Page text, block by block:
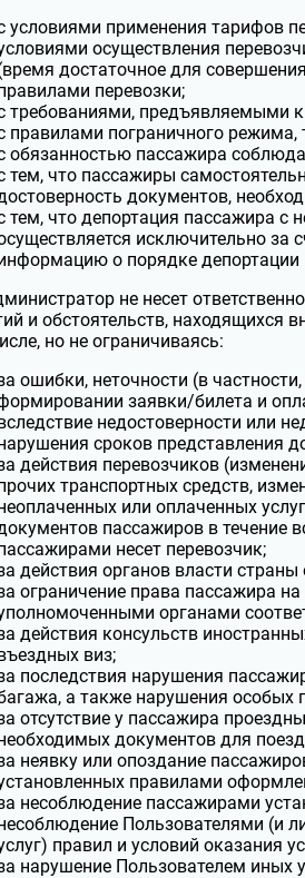
условиями применения тарифов
осуществления
достаточное для
перевозки;
требованиями, предъявляемыми
правилами пограничного режима,
обязанностью пассажира
тем, что пассажиры
документов,
тем, что депортация пассажира
исключительно за
о порядке депортации
не несет
и обстоятельств, находящихся
но не ограничиваясь:
ошибки, неточности (в
заявки/билета и
недостоверности или
сроков представления
действия перевозчиков
транспортных средств,
или оплаченных
пассажиров в течение
несет перевозчик;
действия органов власти
ограничение права пассажира
органами
действия консульств
виз;
последствия нарушения
а также нарушения особых
отсутствие у пассажира
документов для
неявку или опоздание
правилами
несоблюдение пассажирами
Пользователями (и
правил и условий оказания
нарушение Пользователем иных